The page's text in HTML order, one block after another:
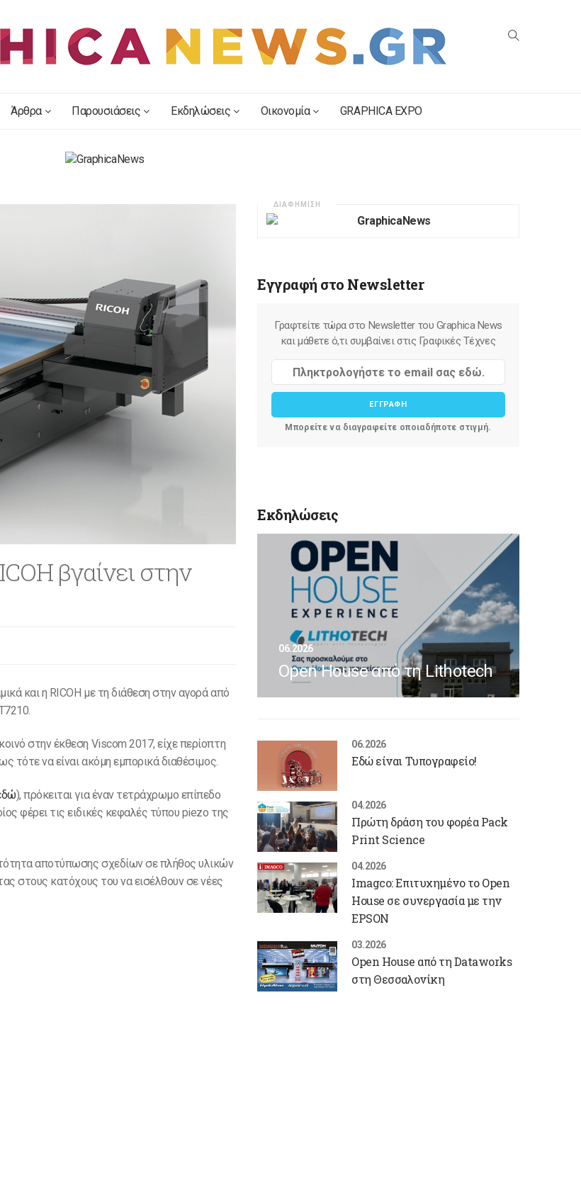
Άρθρα Παρουσιάσεις Εκδηλώσεις Οικονομία GRAPHICA EXPO
βγαίνει στην
και η RICOH με τη διάθεση στην αγορά από
στην έκθεση Viscom 2017, είχε περίοπτη
τότε να είναι ακόμη εμπορικά διαθέσιμος.
), πρόκειται για έναν τετράχρωμο επίπεδο
φέρει τις ειδικές κεφαλές τύπου piezo της
αποτύπωσης σχεδίων σε πλήθος υλικών
στους κατόχους του να εισέλθουν σε νέες
ΔΙΑΦΗΜΙΣΗ
Εγγραφή στο Newsletter
Γραφτείτε τώρα στο Newsletter του Graphica News
και μάθετε ό,τι συμβαίνει στις Γραφικές Τέχνες
ΕΓΓΡΑΦΗ
Μπορείτε να διαγραφείτε οποιαδήποτε στιγμή.
Εκδηλώσεις
06.2026
Open House από τη Lithotech
06.2026
Εδώ είναι Τυπογραφείο!
04.2026
Πρώτη δράση του φορέα Pack
Print Science
04.2026
Imagco: Επιτυχημένο το Open
House σε συνεργασία με την
EPSON
03.2026
Open House από τη Dataworks
στη Θεσσαλονίκη